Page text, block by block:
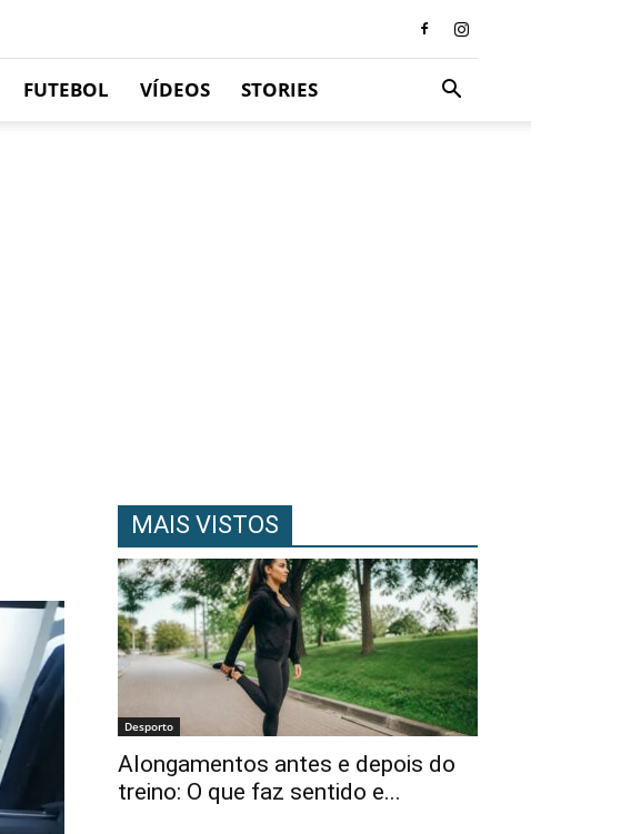
FUTEBOL VÍDEOS STORIES
MAIS VISTOS
Desporto
Alongamentos antes e depois do
treino: O que faz sentido e...